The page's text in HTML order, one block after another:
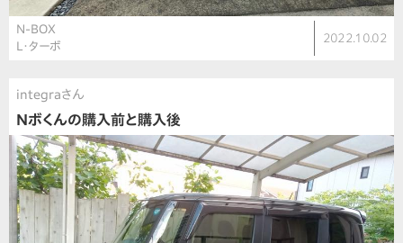
N-BOX
L・ターボ
2022.10.02
integraさん
Nボくんの購入前と購入後